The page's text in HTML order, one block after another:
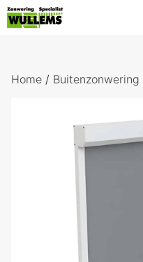
Ga
naar
Home / Buitenzonwering